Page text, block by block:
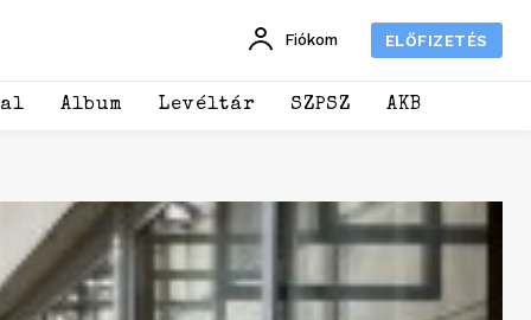
Fiókom ELŐFIZETÉS
Album Levéltár SZPSZ AKB